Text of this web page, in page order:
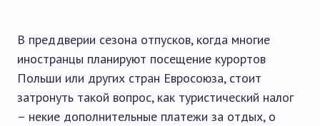
В преддверии сезона отпусков, когда многие
иностранцы планируют посещение курортов
Польши или других стран Евросоюза, стоит
затронуть такой вопрос, как туристический налог
– некие дополнительные платежи за отдых, о